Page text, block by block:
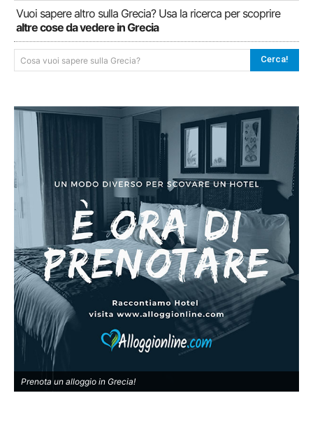
Vuoi sapere altro sulla Grecia? Usa la ricerca per scoprire
altre cose da vedere in Grecia
Cosa vuoi sapere sulla Grecia? Cerca!
Prenota un alloggio in Grecia!